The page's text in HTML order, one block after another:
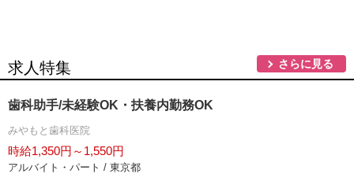
求人特集 さらに見る
歯科助手/未経験OK・扶養内勤務OK
みやもと歯科医院
時給1,350円～1,550円
アルバイト・パート / 東京都